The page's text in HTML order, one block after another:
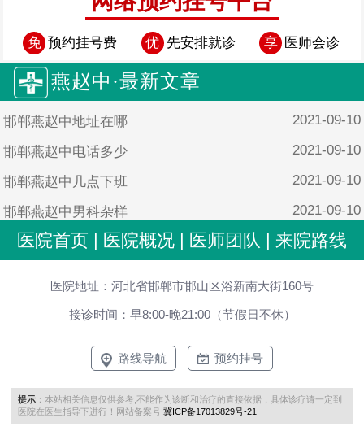
免 预约挂号费 优 先安排就诊 享 医师会诊
燕赵中·最新文章
邯郸燕赵中地址在哪 2021-09-10
邯郸燕赵中电话多少 2021-09-10
邯郸燕赵中几点下班 2021-09-10
邯郸燕赵中男科杂样 2021-09-10
邯郸燕赵中男科靠谱吗 2021-09-10
医院首页 | 医院概况 | 医师团队 | 来院路线
医院地址：河北省邯郸市邯山区浴新南大街160号
接诊时间：早8:00-晚21:00（节假日不休）
路线导航 预约挂号
提示 ：本站相关信息仅供参考,不能作为诊断和治疗的直接依据，具体诊疗请一定到
医院在医生指导下进行！网站备案号:冀ICP备17013829号-21